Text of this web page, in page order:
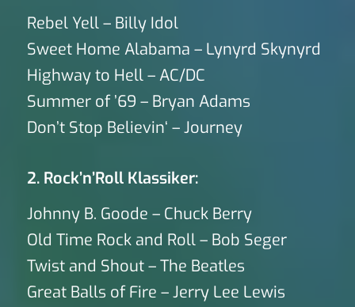
Rebel Yell – Billy Idol
Sweet Home Alabama – Lynyrd Skynyrd
Highway to Hell – AC/DC
Summer of ’69 – Bryan Adams
Don’t Stop Believin‘ – Journey
2. Rock’n’Roll Klassiker:
Johnny B. Goode – Chuck Berry
Old Time Rock and Roll – Bob Seger
Twist and Shout – The Beatles
Great Balls of Fire – Jerry Lee Lewis